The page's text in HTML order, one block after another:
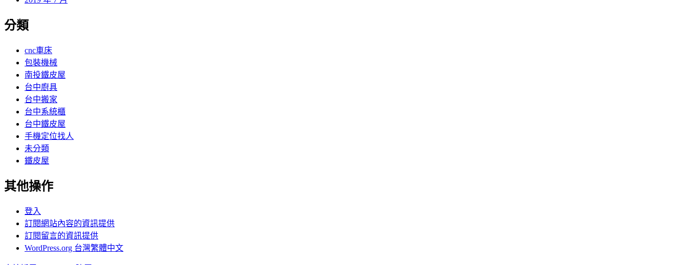
分類
cnc車床
包裝機械
南投鐵皮屋
台中廚具
台中搬家
台中系統櫃
台中鐵皮屋
手機定位找人
未分類
鐵皮屋
其他操作
登入
訂閱網站內容的資訊提供
訂閱留言的資訊提供
WordPress.org 台灣繁體中文